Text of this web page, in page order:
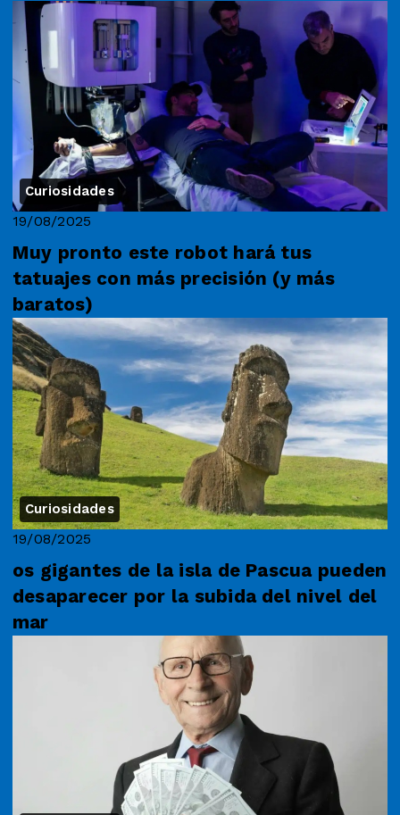
Curiosidades
19/08/2025
Muy pronto este robot hará tus
tatuajes con más precisión (y más
baratos)
Curiosidades
19/08/2025
os gigantes de la isla de Pascua pueden
desaparecer por la subida del nivel del
mar